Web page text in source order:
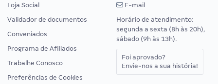
Loja Social
Validador de documentos
Conveniados
Programa de Afiliados
Trabalhe Conosco
Preferências de Cookies
E-mail
Horário de atendimento:
segunda a sexta (8h às 20h),
sábado (9h às 13h).
Foi aprovado?
Envie-nos a sua história!